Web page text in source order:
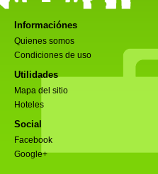
Informaciónes
Quienes somos
Condiciones de uso
Utilidades
Mapa del sitio
Hoteles
Social
Facebook
Google+